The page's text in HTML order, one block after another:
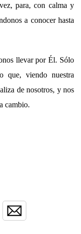
para, con calma y
a conocer hasta
llevar por Él. Sólo
viendo nuestra
de nosotros, y nos
cambio.